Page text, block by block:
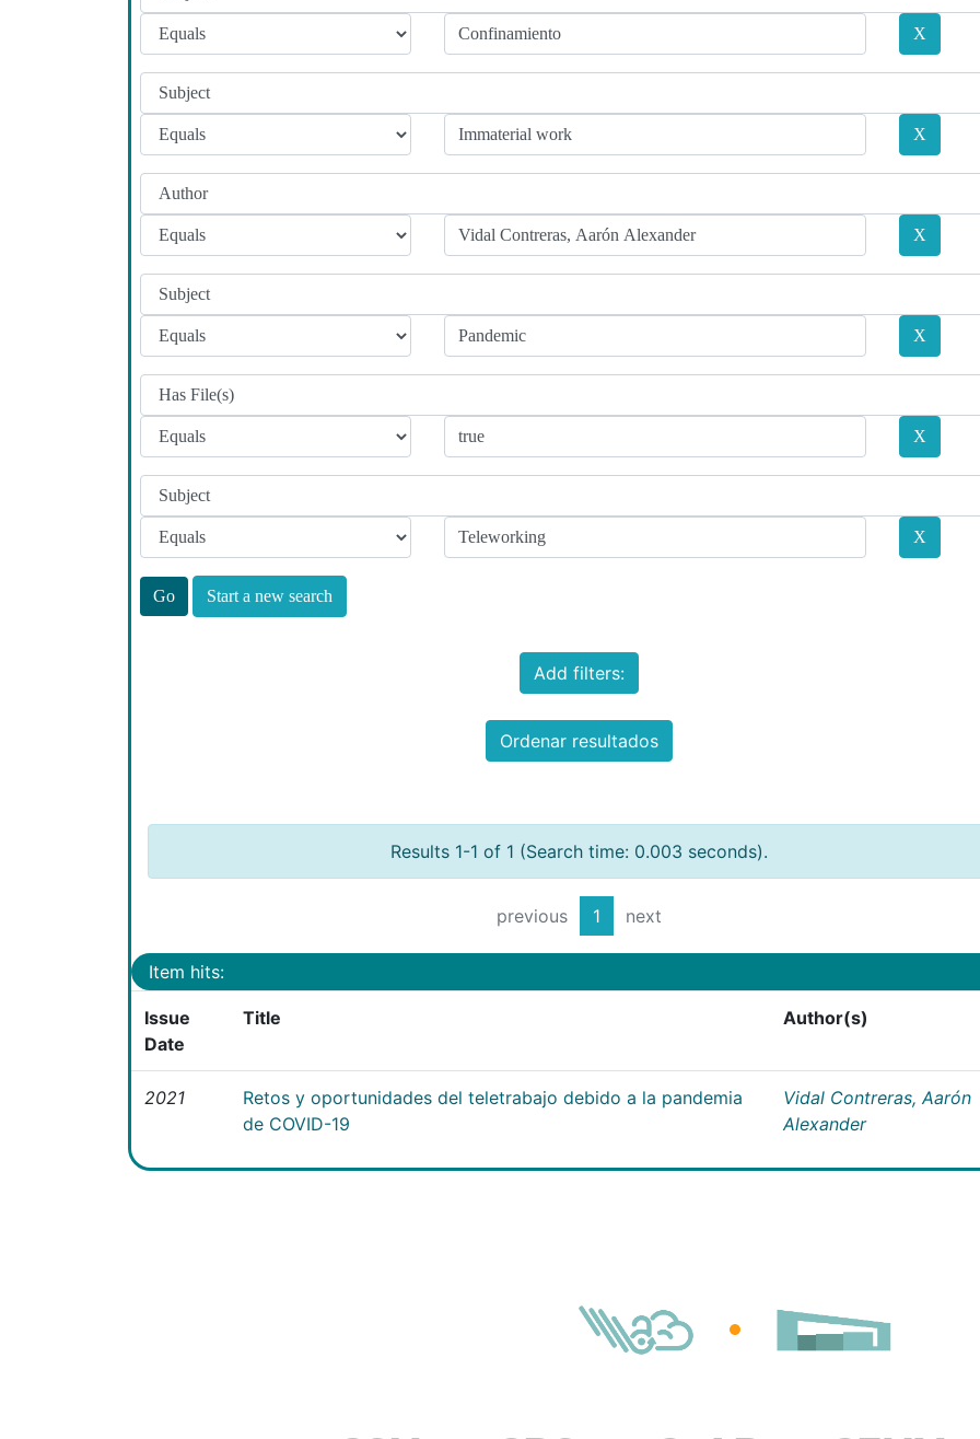
Start a new search
Add filters:
Ordenar resultados
Results 1-1 of 1 (Search time: 0.003 seconds).
previous 1 next
Item hits:
Issue
Date
Title Author(s)
2021
Retos y oportunidades del teletrabajo debido a la pandemia
de COVID-19
Vidal Contreras, Aarón
Alexander